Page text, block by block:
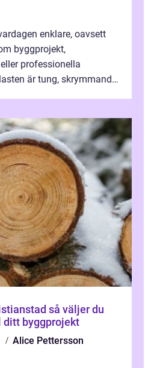
enklare, oavsett
byggprojekt,
professionella
är tung, skrymmande
så väljer du
byggprojekt
Alice Pettersson